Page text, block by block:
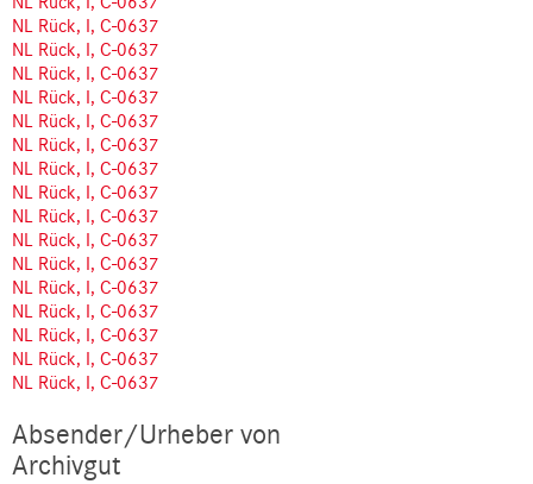
NL Rück, I, C-0637
NL Rück, I, C-0637
NL Rück, I, C-0637
NL Rück, I, C-0637
NL Rück, I, C-0637
NL Rück, I, C-0637
NL Rück, I, C-0637
NL Rück, I, C-0637
NL Rück, I, C-0637
NL Rück, I, C-0637
NL Rück, I, C-0637
NL Rück, I, C-0637
NL Rück, I, C-0637
NL Rück, I, C-0637
NL Rück, I, C-0637
NL Rück, I, C-0637
Absender/Urheber von
Archivgut